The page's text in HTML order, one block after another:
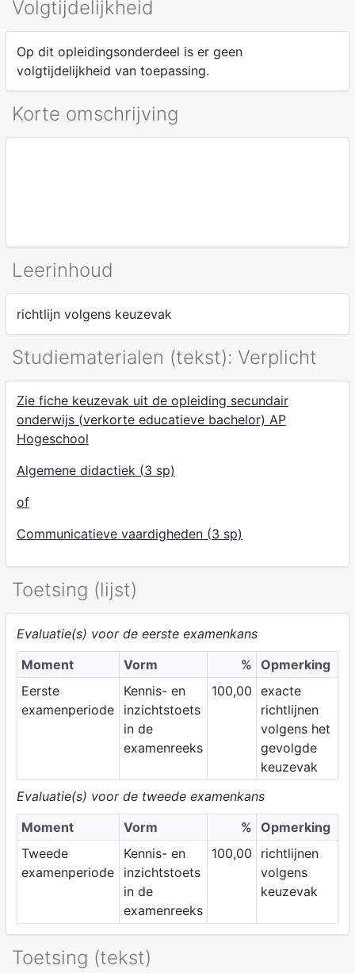
Volgtijdelijkheid
Op dit opleidingsonderdeel is er geen
volgtijdelijkheid van toepassing.
Korte omschrijving
Leerinhoud
richtlijn volgens keuzevak
Studiematerialen (tekst): Verplicht
Zie fiche keuzevak uit de opleiding secundair
onderwijs (verkorte educatieve bachelor) AP
Hogeschool
Algemene didactiek (3 sp)
of
Communicatieve vaardigheden (3 sp)
Toetsing (lijst)
Evaluatie(s) voor de eerste examenkans
Moment
Vorm % Opmerking
Eerste
examenperiode
Kennis- en
inzichtstoets
in de
examenreeks
100,00 exacte
richtlijnen
volgens het
gevolgde
keuzevak
Evaluatie(s) voor de tweede examenkans
Moment
Vorm % Opmerking
Tweede
examenperiode
Kennis- en
inzichtstoets
in de
examenreeks
100,00
richtlijnen
volgens
keuzevak
Toetsing (tekst)